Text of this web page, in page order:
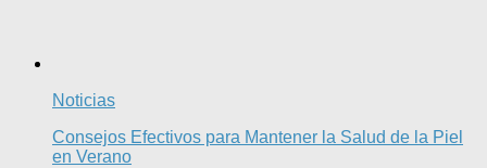
Noticias
Consejos Efectivos para Mantener la Salud de la Piel
en Verano